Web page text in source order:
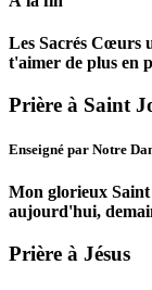
Les Sacrés Cœurs
t'aimer de plus en
Prière à Saint
Enseigné par Notre
Mon glorieux Saint
aujourd'hui,
Prière à Jésus